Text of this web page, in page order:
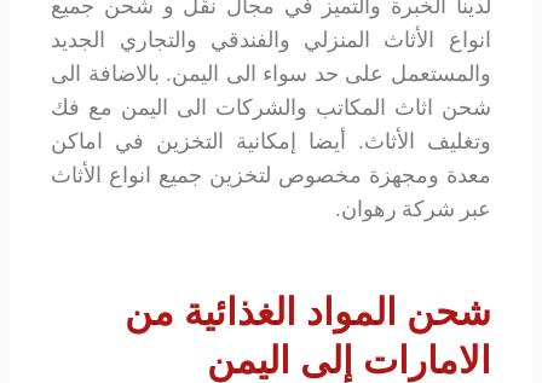
لدينا الخبرة والتميز في مجال نقل و شحن جميع
انواع الأثاث المنزلي والفندقي والتجاري الجديد
والمستعمل على حد سواء الى اليمن. بالاضافة الى
شحن اثاث المكاتب والشركات الى اليمن مع فك
وتغليف الأثاث. أيضا إمكانية التخزين في اماكن
معدة ومجهزة مخصوص لتخزين جميع انواع الأثاث
عبر شركة رهوان.
شحن المواد الغذائية من
الامارات إلى اليمن